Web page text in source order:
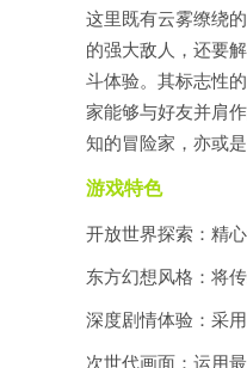
这里既有云雾缭绕
的强大敌人，还要
斗体验。其标志性
家能够与好友并肩
知的冒险家，亦或
游戏特色
开放世界探索：精
东方幻想风格：将
深度剧情体验：采
次世代画面：运用